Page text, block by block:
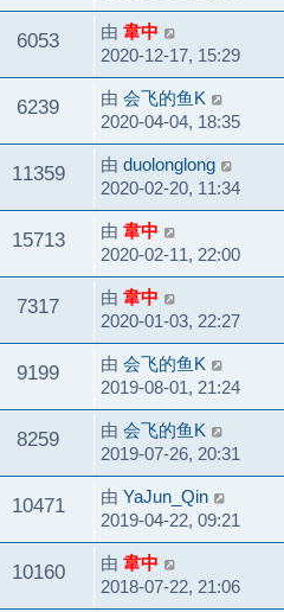
6053 由 韋中
2020-12-17, 15:29
6239 由 会飞的鱼K
2020-04-04, 18:35
11359 由 duolonglong
2020-02-20, 11:34
15713 由 韋中
2020-02-11, 22:00
7317 由 韋中
2020-01-03, 22:27
9199 由 会飞的鱼K
2019-08-01, 21:24
8259 由 会飞的鱼K
2019-07-26, 20:31
10471 由 YaJun_Qin
2019-04-22, 09:21
10160 由 韋中
2018-07-22, 21:06